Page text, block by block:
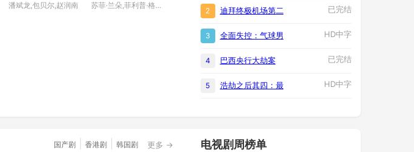
潘斌龙,包贝尔,赵润南 苏菲·兰朵,菲利普·格伦尼斯特
2 迪拜终极机场第二 已完结
3 全面失控：气球男 HD中字
4 巴西央行大劫案 已完结
5 浩劫之后其四：最 HD中字
更多 →
国产剧 香港剧 韩国剧 电视剧周榜单